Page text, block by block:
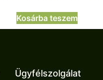
Kosárba teszem
Ügyfélszolgálat